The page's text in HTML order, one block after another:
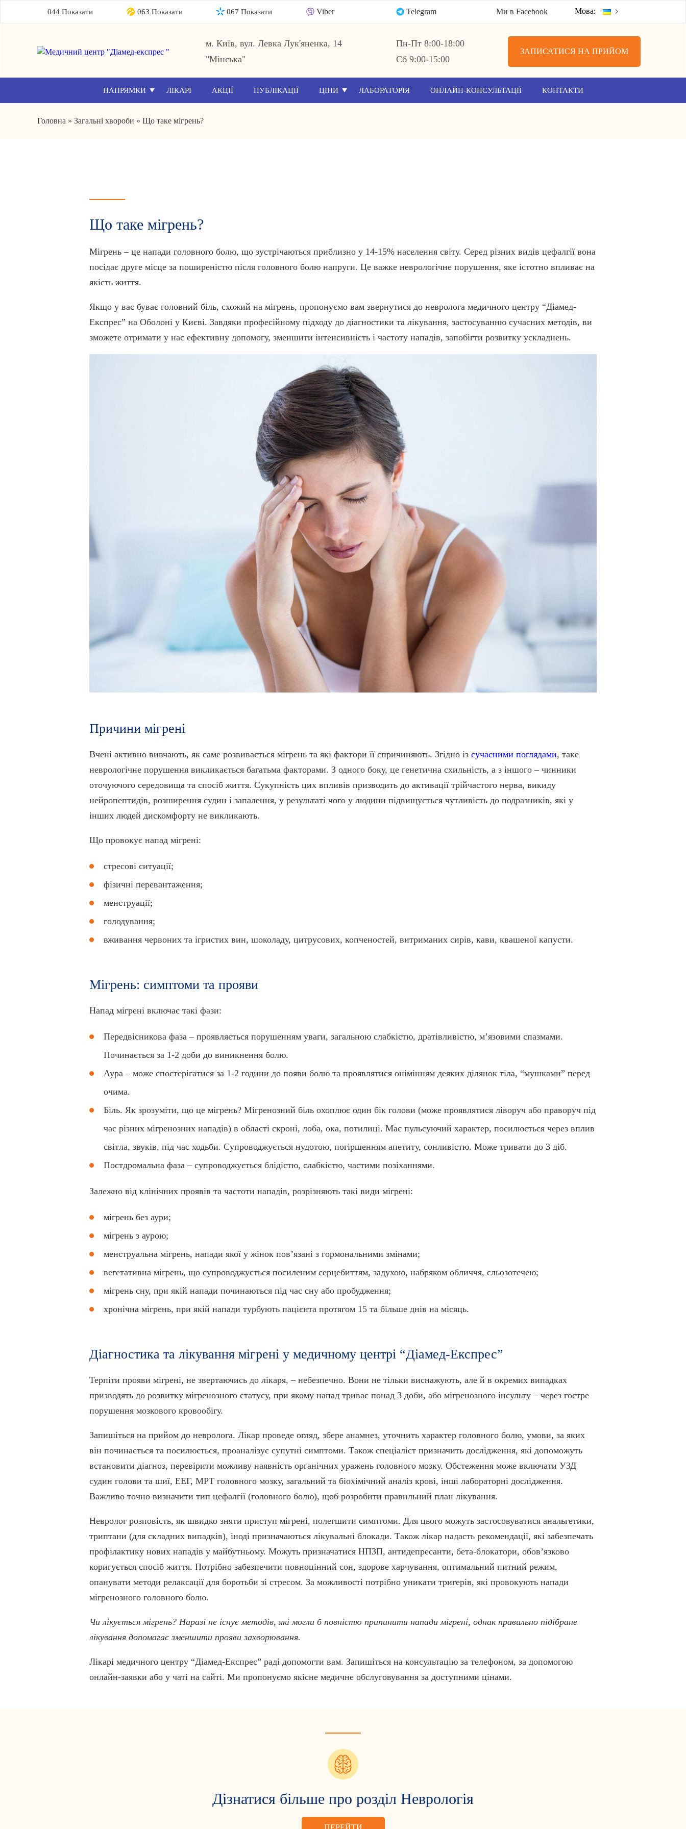
044 Показати 063 Показати 067 Показати Viber Telegram Ми в Facebook Мова:
м. Київ, вул. Левка Лук'яненка, 14
Пн-Пт 8:00-18:00
"Мінська"
Сб 9:00-15:00
ЗАПИСАТИСЯ НА ПРИЙОМ
НАПРЯМКИ ЛІКАРІ АКЦІЇ ПУБЛІКАЦІЇ ЦІНИ ЛАБОРАТОРІЯ ОНЛАЙН-КОНСУЛЬТАЦІЇ КОНТАКТИ
Головна » Загальні хвороби » Що таке мігрень?
Що таке мігрень?
Мігрень – це напади головного болю, що зустрічаються приблизно у 14-15% населення світу. Серед різних видів цефалгії вона
посідає друге місце за поширеністю після головного болю напруги. Це важке неврологічне порушення, яке істотно впливає на
якість життя.
Якщо у вас буває головний біль, схожий на мігрень, пропонуємо вам звернутися до невролога медичного центру “Діамед-
Експрес” на Оболоні у Києві. Завдяки професійному підходу до діагностики та лікування, застосуванню сучасних методів, ви
зможете отримати у нас ефективну допомогу, зменшити інтенсивність і частоту нападів, запобігти розвитку ускладнень.
Причини мігрені
Вчені активно вивчають, як саме розвивається мігрень та які фактори її спричиняють. Згідно із сучасними поглядами, таке
неврологічне порушення викликається багатьма факторами. З одного боку, це генетична схильність, а з іншого – чинники
оточуючого середовища та спосіб життя. Сукупність цих впливів призводить до активації трійчастого нерва, викиду
нейропептидів, розширення судин і запалення, у результаті чого у людини підвищується чутливість до подразників, які у
інших людей дискомфорту не викликають.
Що провокує напад мігрені:
стресові ситуації;
фізичні перевантаження;
менструації;
голодування;
вживання червоних та ігристих вин, шоколаду, цитрусових, копченостей, витриманих сирів, кави, квашеної капусти.
Мігрень: симптоми та прояви
Напад мігрені включає такі фази:
Передвісникова фаза – проявляється порушенням уваги, загальною слабкістю, дратівливістю, м’язовими спазмами.
Починається за 1-2 доби до виникнення болю.
Аура – може спостерігатися за 1-2 години до появи болю та проявлятися онімінням деяких ділянок тіла, “мушками” перед
очима.
Біль. Як зрозуміти, що це мігрень? Мігренозний біль охоплює один бік голови (може проявлятися ліворуч або праворуч під
час різних мігренозних нападів) в області скроні, лоба, ока, потилиці. Має пульсуючий характер, посилюється через вплив
світла, звуків, під час ходьби. Супроводжується нудотою, погіршенням апетиту, сонливістю. Може тривати до 3 діб.
Постдромальна фаза – супроводжується блідістю, слабкістю, частими позіханнями.
Залежно від клінічних проявів та частоти нападів, розрізняють такі види мігрені:
мігрень без аури;
мігрень з аурою;
менструальна мігрень, напади якої у жінок пов’язані з гормональними змінами;
вегетативна мігрень, що супроводжується посиленим серцебиттям, задухою, набряком обличчя, сльозотечею;
мігрень сну, при якій напади починаються під час сну або пробудження;
хронічна мігрень, при якій напади турбують пацієнта протягом 15 та більше днів на місяць.
Діагностика та лікування мігрені у медичному центрі “Діамед-Експрес”
Терпіти прояви мігрені, не звертаючись до лікаря, – небезпечно. Вони не тільки виснажують, але й в окремих випадках
призводять до розвитку мігренозного статусу, при якому напад триває понад 3 доби, або мігренозного інсульту – через гостре
порушення мозкового кровообігу.
Запишіться на прийом до невролога. Лікар проведе огляд, збере анамнез, уточнить характер головного болю, умови, за яких
він починається та посилюється, проаналізує супутні симптоми. Також спеціаліст призначить дослідження, які допоможуть
встановити діагноз, перевірити можливу наявність органічних уражень головного мозку. Обстеження може включати УЗД
судин голови та шиї, ЕЕГ, МРТ головного мозку, загальний та біохімічний аналіз крові, інші лабораторні дослідження.
Важливо точно визначити тип цефалгії (головного болю), щоб розробити правильний план лікування.
Невролог розповість, як швидко зняти приступ мігрені, полегшити симптоми. Для цього можуть застосовуватися анальгетики,
триптани (для складних випадків), іноді призначаються лікувальні блокади. Також лікар надасть рекомендації, які забезпечать
профілактику нових нападів у майбутньому. Можуть призначатися НПЗП, антидепресанти, бета-блокатори, обов’язково
коригується спосіб життя. Потрібно забезпечити повноцінний сон, здорове харчування, оптимальний питний режим,
опанувати методи релаксації для боротьби зі стресом. За можливості потрібно уникати тригерів, які провокують напади
мігренозного головного болю.
Чи лікується мігрень? Наразі не існує методів, які могли б повністю припинити напади мігрені, однак правильно підібране
лікування допомагає зменшити прояви захворювання.
Лікарі медичного центру “Діамед-Експрес” раді допомогти вам. Запишіться на консультацію за телефоном, за допомогою
онлайн-заявки або у чаті на сайті. Ми пропонуємо якісне медичне обслуговування за доступними цінами.
Дізнатися більше про розділ Неврологія
ПЕРЕЙТИ